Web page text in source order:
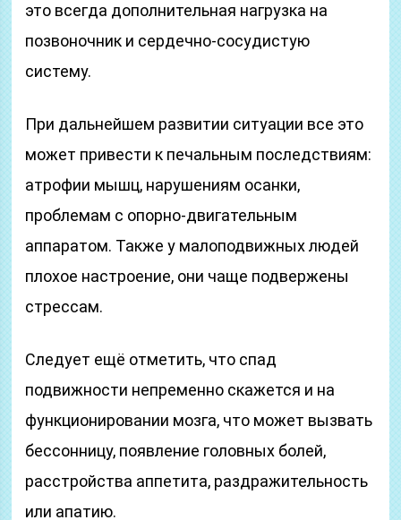
это всегда дополнительная нагрузка на
позвоночник и сердечно-сосудистую
систему.
При дальнейшем развитии ситуации все это
может привести к печальным последствиям:
атрофии мышц, нарушениям осанки,
проблемам с опорно-двигательным
аппаратом. Также у малоподвижных людей
плохое настроение, они чаще подвержены
стрессам.
Следует ещё отметить, что спад
подвижности непременно скажется и на
функционировании мозга, что может вызвать
бессонницу, появление головных болей,
расстройства аппетита, раздражительность
или апатию.